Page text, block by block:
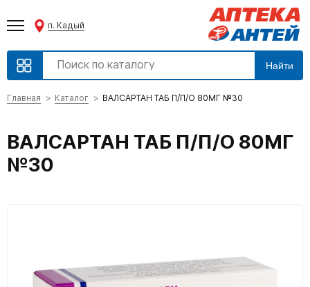
п. Кадый
Найти
Главная Каталог ВАЛСАРТАН ТАБ П/П/О 80МГ №30
ВАЛСАРТАН ТАБ П/П/О 80МГ
№30